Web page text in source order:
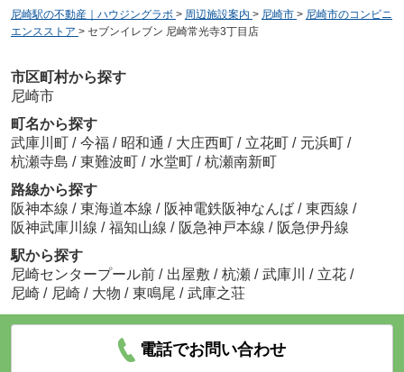
尼崎駅の不動産｜ハウジングラボ > 周辺施設案内 > 尼崎市 > 尼崎市のコンビニ
エンスストア > セブンイレブン 尼崎常光寺3丁目店
市区町村から探す
尼崎市
町名から探す
武庫川町 / 今福 / 昭和通 / 大庄西町 / 立花町 / 元浜町 /
杭瀬寺島 / 東難波町 / 水堂町 / 杭瀬南新町
路線から探す
阪神本線 / 東海道本線 / 阪神電鉄阪神なんば / 東西線 /
阪神武庫川線 / 福知山線 / 阪急神戸本線 / 阪急伊丹線
駅から探す
尼崎センタープール前 / 出屋敷 / 杭瀬 / 武庫川 / 立花 /
尼崎 / 尼崎 / 大物 / 東鳴尾 / 武庫之荘
電話でお問い合わせ